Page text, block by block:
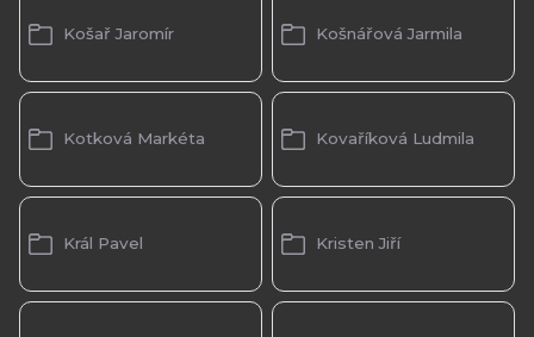
Košař Jaromír Košnářová Jarmila
Kotková Markéta Kovaříková Ludmila
Král Pavel Kristen Jiří